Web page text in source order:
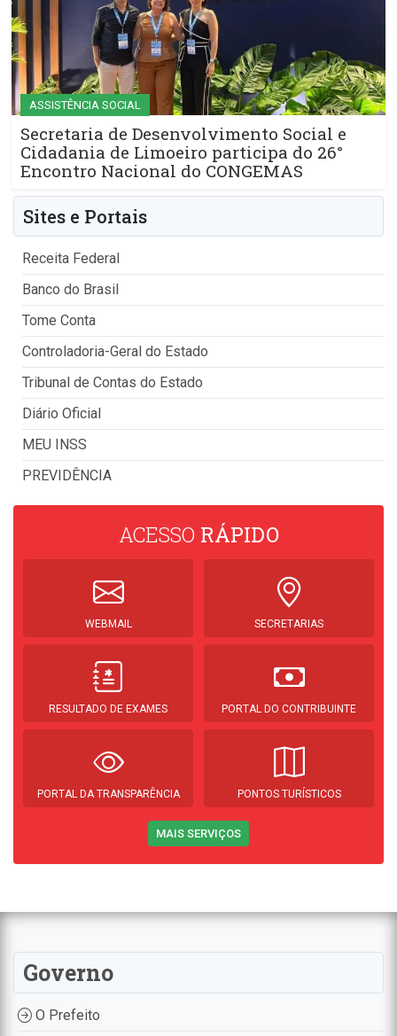
ASSISTÊNCIA SOCIAL
Secretaria de Desenvolvimento Social e
Cidadania de Limoeiro participa do 26°
Encontro Nacional do CONGEMAS
Sites e Portais
Receita Federal
Banco do Brasil
Tome Conta
Controladoria-Geral do Estado
Tribunal de Contas do Estado
Diário Oficial
MEU INSS
PREVIDÊNCIA
ACESSO RÁPIDO
WEBMAIL SECRETARIAS
RESULTADO DE EXAMES PORTAL DO CONTRIBUINTE
PORTAL DA TRANSPARÊNCIA PONTOS TURÍSTICOS
MAIS SERVIÇOS
Governo
O Prefeito